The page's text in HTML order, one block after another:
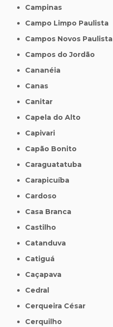
Campinas
Campo Limpo Paulista
Campos Novos Paulista
Campos do Jordão
Cananéia
Canas
Canitar
Capela do Alto
Capivari
Capão Bonito
Caraguatatuba
Carapicuíba
Cardoso
Casa Branca
Castilho
Catanduva
Catiguá
Caçapava
Cedral
Cerqueira César
Cerquilho